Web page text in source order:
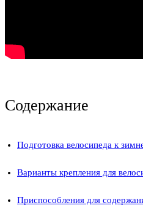
Содержание
Подготовка велосипеда к
Варианты крепления для
Приспособления для